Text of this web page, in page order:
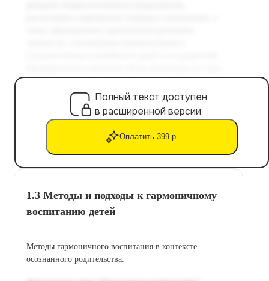
Полный текст доступен
в расширенной версии
Оплатить 399 р.
1.3 Методы и подходы к гармоничному
воспитанию детей
Методы гармоничного воспитания в контексте
осознанного родительства.